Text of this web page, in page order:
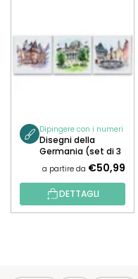
Dipingere con i numeri
Disegni della
Germania (set di 3
a partire da €50,99
DETTAGLI